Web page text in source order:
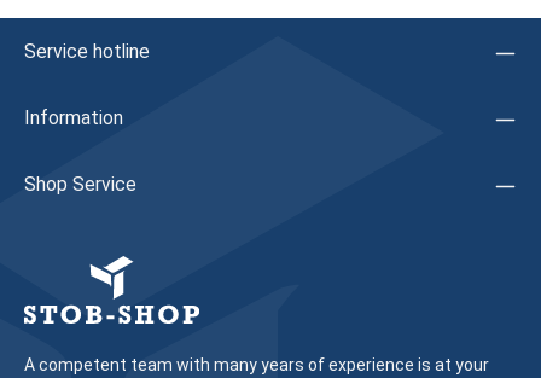
Service hotline
Information
Shop Service
A competent team with many years of experience is at your